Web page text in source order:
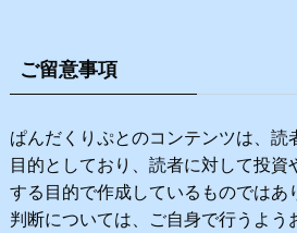
ご留意事項
ぱんだくりぷとのコンテンツは、読
目的としており、読者に対して投資
する目的で作成しているものではあ
判断については、ご自身で行うよう